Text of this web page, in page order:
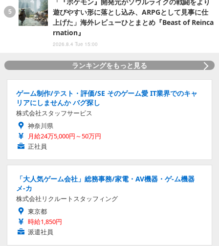
遊びやすい形に落とし込み、ARPGとして見事に仕
上げた」海外レビューひとまとめ『Beast of Reinca
rnation』
2026.8.4 Tue 15:00
ランキングをもっと見る
ゲーム制作/テスト・評価/SE そのゲーム愛 IT業界でのキャ
リアにしませんか バグ探し
株式会社スタッフサービス
神奈川県
月給24万5,000円～50万円
正社員
「大人気ゲーム会社」総務事務/家電・AV機器・ゲ-ム機器
メ-カ
株式会社リクルートスタッフィング
東京都
時給1,850円
派遣社員